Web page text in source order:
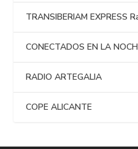
TRANSIBERIAM EXPRESS
CONECTADOS EN LA
RADIO ARTEGALIA
COPE ALICANTE